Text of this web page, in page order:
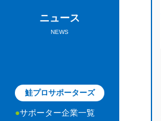
ニュース
NEWS
鮭プロサポーターズ
サポーター企業一覧